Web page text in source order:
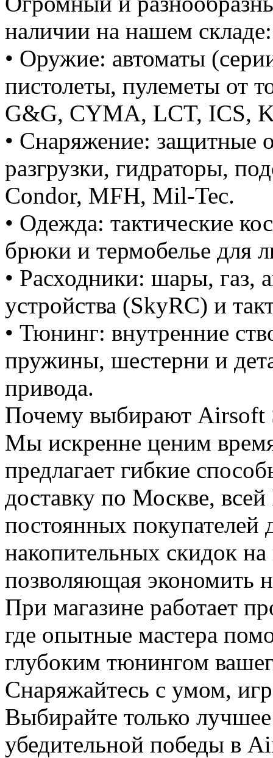
наличии на нашем складе:
• Оружие: автоматы
пистолеты, пулеметы от
G&G, CYMA, LCT, ICS,
• Снаряжение: защитные
разгрузки, гидраторы,
Condor, MFH, Mil-Tec.
• Одежда: тактические
брюки и термобелье для
• Расходники: шары, газ,
устройства (SkyRC) и
• Тюнинг: внутренние
пружины, шестерни и
привода.
Почему выбирают Airsoft
Мы искренне ценим
предлагает гибкие
доставку по Москве,
постоянных покупателей
накопительных скидок на
позволяющая экономить
При магазине работает
где опытные мастера
глубоким тюнингом
Снаряжайтесь с умом,
Выбирайте только
убедительной победы в